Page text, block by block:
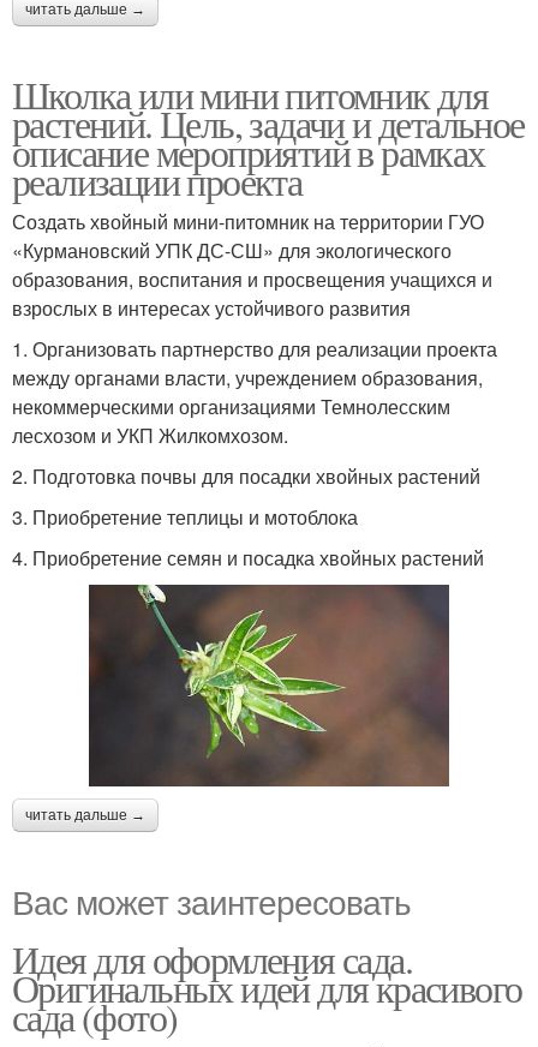
читать дальше →
Школка или мини питомник для
растений. Цель, задачи и детальное
описание мероприятий в рамках
реализации проекта
Создать хвойный мини-питомник на территории ГУО
«Курмановский УПК ДС-СШ» для экологического
образования, воспитания и просвещения учащихся и
взрослых в интересах устойчивого развития
1. Организовать партнерство для реализации проекта
между органами власти, учреждением образования,
некоммерческими организациями Темнолесским
лесхозом и УКП Жилкомхозом.
2. Подготовка почвы для посадки хвойных растений
3. Приобретение теплицы и мотоблока
4. Приобретение семян и посадка хвойных растений
читать дальше →
Вас может заинтересовать
Идея для оформления сада.
Оригинальных идей для красивого
сада (фото)